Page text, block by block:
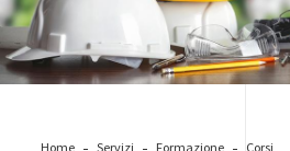
Home Servizi Formazione
Corsi